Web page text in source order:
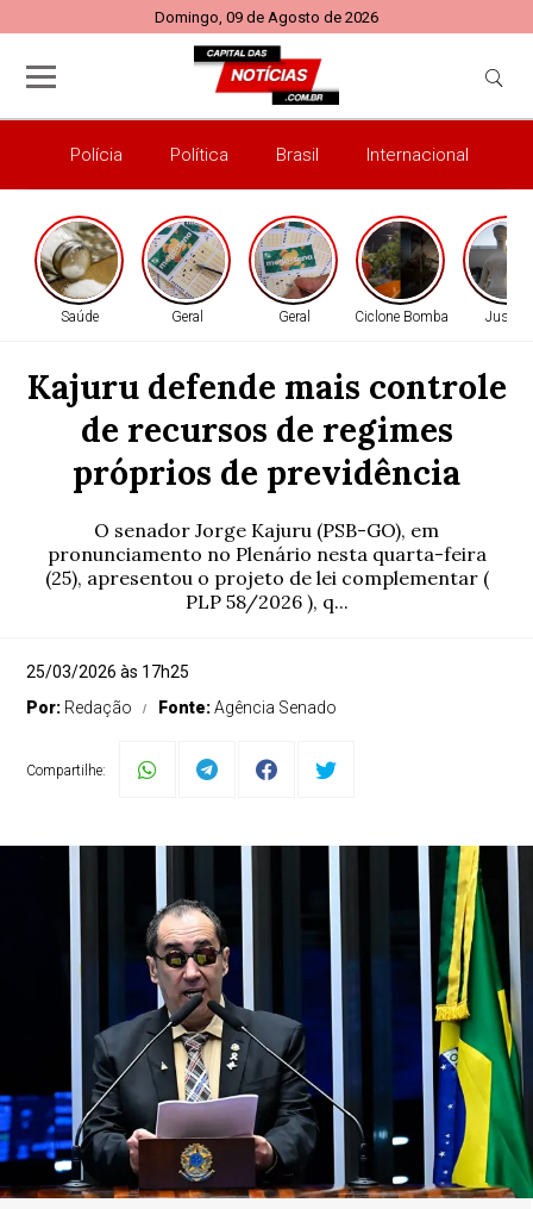
Domingo, 09 de Agosto de 2026
Polícia Política Brasil Internacional
Saúde Geral Geral Ciclone Bomba Justiça
Kajuru defende mais controle
de recursos de regimes
próprios de previdência
O senador Jorge Kajuru (PSB-GO), em
pronunciamento no Plenário nesta quarta-feira
(25), apresentou o projeto de lei complementar (
PLP 58/2026 ), q...
25/03/2026 às 17h25
Por: Redação Fonte:Agência Senado
Compartilhe: